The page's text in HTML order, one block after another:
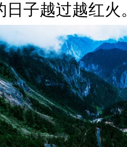
日子越过越红火